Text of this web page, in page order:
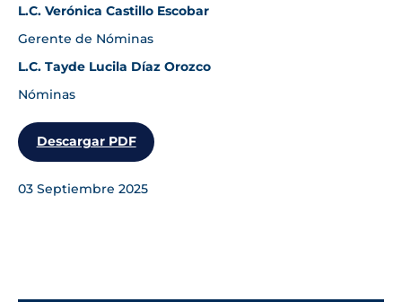
L.C. Verónica Castillo Escobar
Gerente de Nóminas
L.C. Tayde Lucila Díaz Orozco
Nóminas
Descargar PDF
03 Septiembre 2025